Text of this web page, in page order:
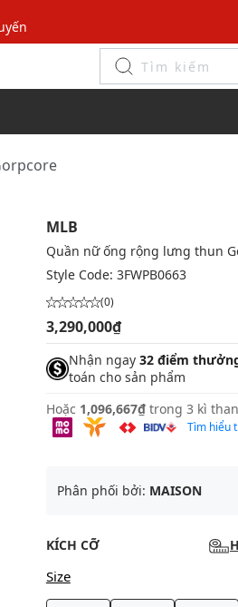
MLB
Quần nữ ống rộng lưng thun
Style Code: 3FWPB0663
(0)
3,290,000₫
Nhận ngay 32 điểm
toán cho sản phẩm
Hoặc 1,096,667₫ trong 3 kì
Tìm hiểu
Phân phối bởi: MAISON
KÍCH CỠ
Size